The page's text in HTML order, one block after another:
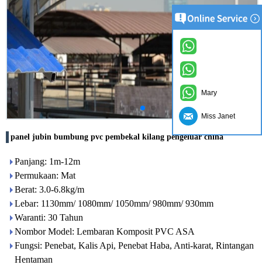
panel jubin bumbung pvc pembekal kilang pengeluar china
Panjang: 1m-12m
Permukaan: Mat
Berat: 3.0-6.8kg/m
Lebar: 1130mm/ 1080mm/ 1050mm/ 980mm/ 930mm
Waranti: 30 Tahun
Nombor Model: Lembaran Komposit PVC ASA
Fungsi: Penebat, Kalis Api, Penebat Haba, Anti-karat, Rintangan
Hentaman
Mary
Miss Janet